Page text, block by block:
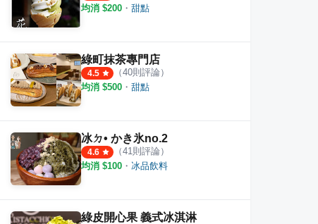
果專賣店
均消 $200 ・ 甜點
綠町抹茶專門店
4.5 （40則評論）
均消 $500 ・ 甜點
冰ㄉ• かき氷no.2
4.6 （41則評論）
均消 $100 ・ 冰品飲料
綠皮開心果 義式冰淇淋